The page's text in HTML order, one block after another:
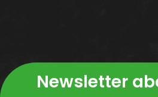
Newsletter